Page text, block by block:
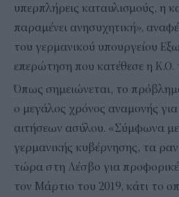
υπερπλήρεις καταυλισμούς, η
παραμένει ανησυχητική»,
του γερμανικού υπουργείου
επερώτηση που κατέθεσε η
Όπως σημειώνεται, το
ο μεγάλος χρόνος αναμονής
αιτήσεων ασύλου. «Σύμφωνα
γερμανικής κυβέρνησης, τα
τώρα στη Λέσβο για
τον Μάρτιο του 2019, κάτι το